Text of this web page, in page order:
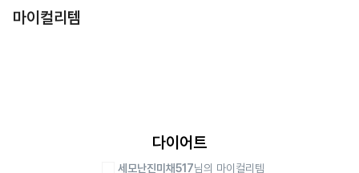
마이컬리템
다이어트
세모난진미채517님의 마이컬리템